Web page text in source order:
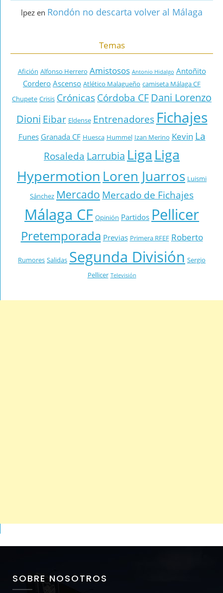
lpez en Rondón no descarta volver al Málaga
Temas
Afición Alfonso Herrero Amistosos Antonio Hidalgo Antoñito
CorderoAscenso Atlético Malagueño camiseta Málaga CF
Chupete Crisis Crónicas Córdoba CF Dani Lorenzo
Dioni Eibar Eldense Entrenadores Fichajes
Funes Granada CF Huesca Hummel Izan Merino Kevin La
Rosaleda Larrubia Liga Liga
Hypermotion Loren Juarros Luismi
Sánchez Mercado Mercado de Fichajes
Málaga CF Opinión Partidos Pellicer
Pretemporada Previas Primera RFEF Roberto
Rumores Salidas Segunda División Sergio
Pellicer Televisión
SOBRE NOSOTROS